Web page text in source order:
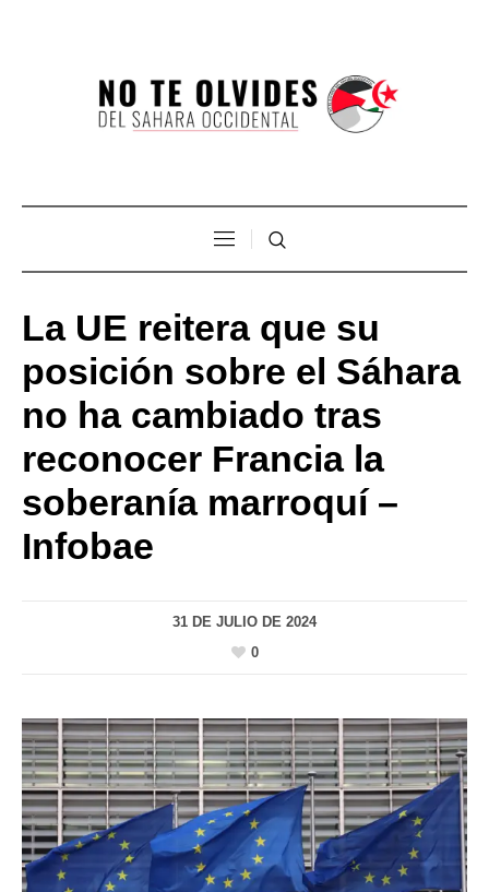
La UE reitera que su
posición sobre el Sáhara
no ha cambiado tras
reconocer Francia la
soberanía marroquí –
Infobae
31 DE JULIO DE 2024
0